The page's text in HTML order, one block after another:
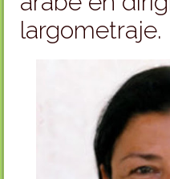
largometraje.